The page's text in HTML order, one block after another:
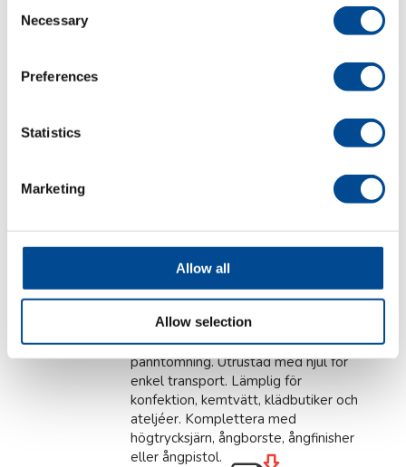
Selection
Necessary
Preferences
Statistics
Marketing
Allow all
Allow selection
Industriell ånggenerator
Finns i olika modeller och med
anslutning för ett eller fler
ångstrykjärn beroende på effekt -
från 2,5kW upp till 6kW. Alla
funktioner är elektroniskt styrda.
Levereras med en 20 liters
vattentank och en servicetank för
panntömning. Utrustad med hjul för
enkel transport. Lämplig för
konfektion, kemtvätt, klädbutiker och
ateljéer. Komplettera med
högtrycksjärn, ångborste, ångfinisher
eller ångpistol.